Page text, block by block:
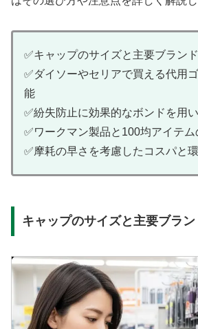
✅キャップのサイズと主要ブラン
✅ダイソーやセリアで買える代用
能
✅紛失防止に効果的なボンドを用
✅ワークマン製品と100均アイテ
✅摩耗の早さを考慮したコスパと
キャップのサイズと主要ブラ